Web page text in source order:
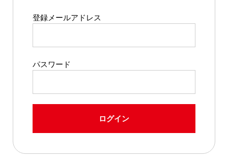
登録メールアドレス
パスワード
ログイン